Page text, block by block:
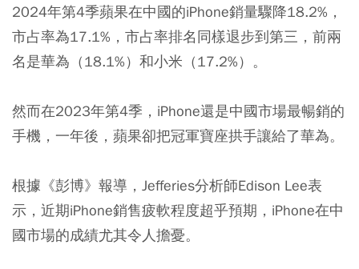
2024年第4季蘋果在中國的iPhone銷量驟降18.2%，
市占率為17.1%，市占率排名同樣退步到第三，前兩
名是華為（18.1%）和小米（17.2%）。
然而在2023年第4季，iPhone還是中國市場最暢銷的
手機，一年後，蘋果卻把冠軍寶座拱手讓給了華為。
根據《彭博》報導，Jefferies分析師Edison Lee表
示，近期iPhone銷售疲軟程度超乎預期，iPhone在中
國市場的成績尤其令人擔憂。